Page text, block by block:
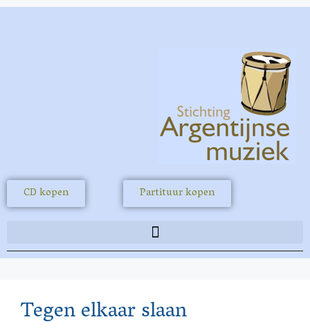
CD kopen Partituur kopen
Tegen elkaar slaan